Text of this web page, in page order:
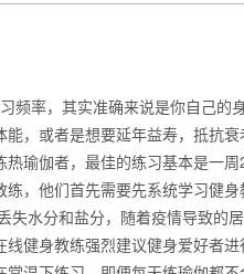
率，其实准确来说是你自己的
，或者是想要延年益寿，抵抗衰
瑜伽者，最佳的练习基本是一周
，他们首先需要先系统学习健身
失水分和盐分，随着疫情导致的
健身教练强烈建议健身爱好者